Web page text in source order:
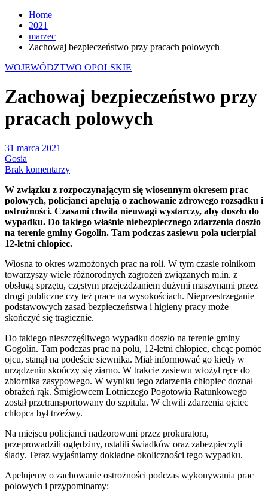
Home
2021
marzec
Zachowaj bezpieczeństwo przy pracach polowych
WOJEWÓDZTWO OPOLSKIE
Zachowaj bezpieczeństwo przy
pracach polowych
31 marca 2021
Gosia
Brak komentarzy
W związku z rozpoczynającym się wiosennym okresem prac
polowych, policjanci apelują o zachowanie zdrowego rozsądku i
ostrożności. Czasami chwila nieuwagi wystarczy, aby doszło do
wypadku. Do takiego właśnie niebezpiecznego zdarzenia doszło
na terenie gminy Gogolin. Tam podczas zasiewu pola ucierpiał
12-letni chłopiec.
Wiosna to okres wzmożonych prac na roli. W tym czasie rolnikom
towarzyszy wiele różnorodnych zagrożeń związanych m.in. z
obsługą sprzętu, częstym przejeżdżaniem dużymi maszynami przez
drogi publiczne czy też prace na wysokościach. Nieprzestrzeganie
podstawowych zasad bezpieczeństwa i higieny pracy może
skończyć się tragicznie.
Do takiego nieszczęśliwego wypadku doszło na terenie gminy
Gogolin. Tam podczas prac na polu, 12-letni chłopiec, chcąc pomóc
ojcu, stanął na podeście siewnika. Miał informować go kiedy w
urządzeniu skończy się ziarno. W trakcie zasiewu włożył ręce do
zbiornika zasypowego. W wyniku tego zdarzenia chłopiec doznał
obrażeń rąk. Śmigłowcem Lotniczego Pogotowia Ratunkowego
został przetransportowany do szpitala. W chwili zdarzenia ojciec
chłopca był trzeźwy.
Na miejscu policjanci nadzorowani przez prokuratora,
przeprowadzili oględziny, ustalili świadków oraz zabezpieczyli
ślady. Teraz wyjaśniamy dokładne okoliczności tego wypadku.
Apelujemy o zachowanie ostrożności podczas wykonywania prac
polowych i przypominamy: